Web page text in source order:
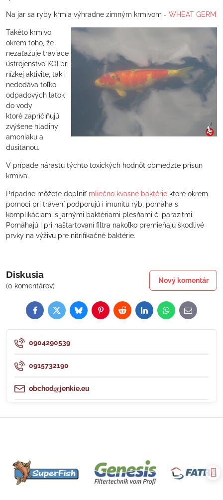
Na jar sa ryby kŕmia výhradne zimným krmivom - WHEAT GERM
Takéto krmivo
okrem toho, že
nezaťažuje tráviace
ústrojenstvo KOI pri
nízkej aktivite, tak i
nedodáva toľko
odpadových látok
do vody
ktoré zapríčiňujú
zvýšene hladiny
amoniaku a
dusitanou.
V prípade nárastu týchto toxických hodnôt obmedzte prísun
krmiva.
Prípadne môžete doplniť mliečno kvasné baktérie ktoré okrem
pomoci pri trávení podporujú i imunitu rýb, pomáha s
komplikáciami s jarnými baktériami plesňami či parazitmi.
Pomáhajú i pri naštartovaní filtra nakoľko premieňajú škodlivé
prvky na výživu pre nitrifikačné baktérie.
Diskusia
(0 komentárov)
Nový komentár
FacebookTwitterBlueskyPinterestRedditLinkedInWhatsApp
E-
mail
0904290539
0915732190
obchod@jenkie.eu